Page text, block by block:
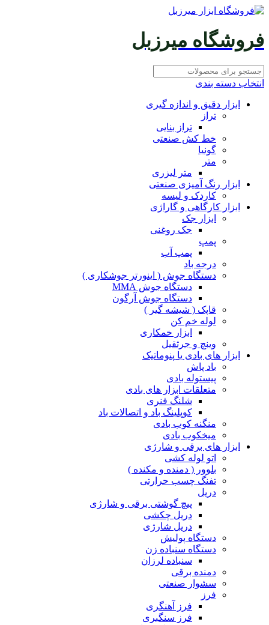
فروشگاه میرزبل
انتخاب دسته بندی
ابزار دقیق و اندازه گیری
تراز
تراز بنایی
خط کش صنعتی
گونیا
متر
متر لیزری
ابزار رنگ آمیزی صنعتی
کاردک و لیسه
ابزار کارگاهی و گاراژی
ابزار جک
جک روغنی
پمپ
پمپ آب
درجه باد
دستگاه جوش ( اینورتر جوشکاری )
دستگاه جوش MMA
دستگاه جوش آرگون
قاپک ( شیشه گیر )
لوله خم کن
ابزار خمکاری
وینچ و جرثقیل
ابزار های بادی یا پنوماتیک
باد پاش
پیستوله بادی
متعلقات ابزار های بادی
شلنگ فنری
کوپلینگ باد و اتصالات باد
منگنه کوب بادی
میخکوب بادی
ابزار های برقی و شارژی
اتو لوله کشی
بلوور ( دمنده و مکنده )
تفنگ چسب حرارتی
دریل
پیچ گوشتی برقی و شارژی
دریل چکشی
دریل شارژی
دستگاه پولیش
دستگاه سنباده زن
سنباده لرزان
دمنده برقی
سشوار صنعتی
فرز
فرز آهنگری
فرز سنگبری